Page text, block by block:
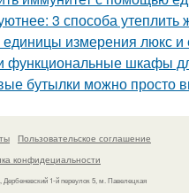
3 способа
измерения люкс и
функциональные шкафы
бутылки можно просто
Пользовательское соглашение
конфидециальности
Дербеневский 1-й переулок 5, м. Павелецкая